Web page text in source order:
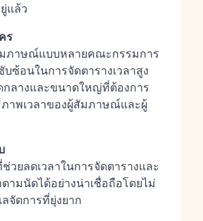
แล้ว
ร
ภาษณ์แบบหลายคณะกรรมการ
ซ้อนในการจัดตารางเวลาสูง
ลางและขนาดใหญ่ที่ต้องการ
าพเวลาของผู้สัมภาษณ์และผู้
วยลดเวลาในการจัดตารางและ
ามนัดได้อย่างน่าเชื่อถือโดยไม่
จัดการที่ยุ่งยาก